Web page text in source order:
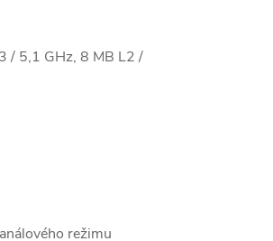
/ 5,1 GHz, 8 MB L2 /
režimu